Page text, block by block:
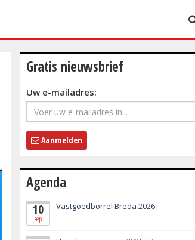
Gratis nieuwsbrief
Uw e-mailadres:
Aanmelden
Agenda
10
sep
Vastgoedborrel Breda 2026